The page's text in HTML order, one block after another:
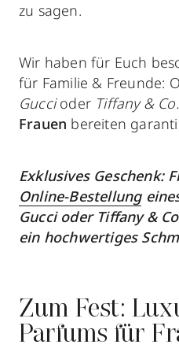
zu sagen.
Wir haben für Euch
für Familie & Freunde:
Guccioder Tiffany & Co.
Frauen bereiten
Exklusives Geschenk:
Online-Bestellung
Gucci oder Tiffany &
ein hochwertiges
Zum Fest:
Parfums für